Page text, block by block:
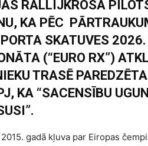
RALLIJKROSA
KA PĒC
SKATUVES
(“EURO RX”)
TRASĒ
KA “SACENSĪBU
gadā kļuva par Eiropas